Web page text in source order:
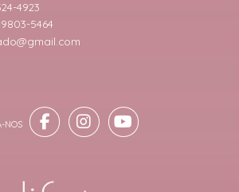
4923
5464